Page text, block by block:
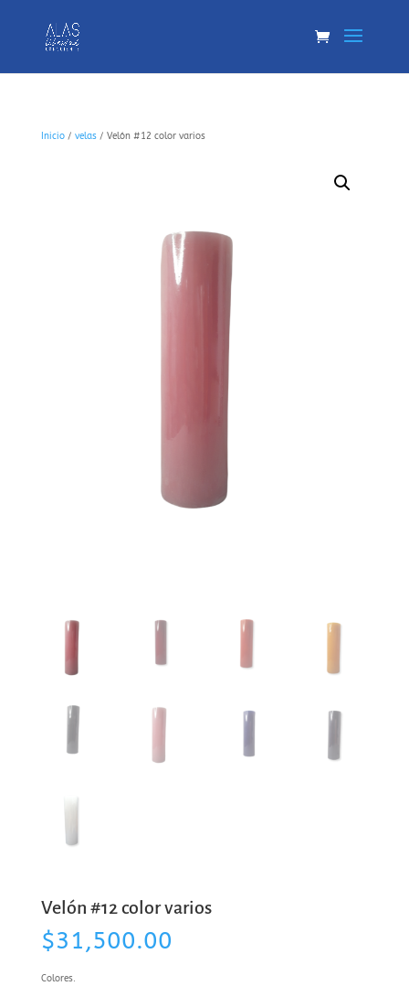
Inicio/ velas/ Velón #12 color varios
Velón #12 color varios
$31,500.00
Colores.